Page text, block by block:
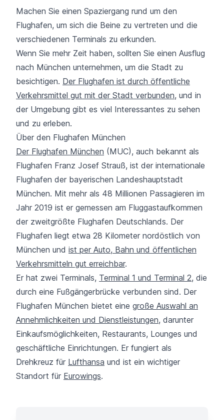
Machen Sie einen Spaziergang rund um den
Flughafen, um sich die Beine zu vertreten und die
verschiedenen Terminals zu erkunden.
Wenn Sie mehr Zeit haben, sollten Sie einen Ausflug
nach München unternehmen, um die Stadt zu
besichtigen. Der Flughafen ist durch öffentliche
Verkehrsmittel gut mit der Stadt verbunden, und in
der Umgebung gibt es viel Interessantes zu sehen
und zu erleben.
Über den Flughafen München
Der Flughafen München (MUC), auch bekannt als
Flughafen Franz Josef Strauß, ist der internationale
Flughafen der bayerischen Landeshauptstadt
München. Mit mehr als 48 Millionen Passagieren im
Jahr 2019 ist er gemessen am Fluggastaufkommen
der zweitgrößte Flughafen Deutschlands. Der
Flughafen liegt etwa 28 Kilometer nordöstlich von
München und ist per Auto, Bahn und öffentlichen
Verkehrsmitteln gut erreichbar.
Er hat zwei Terminals, Terminal 1 und Terminal 2, die
durch eine Fußgängerbrücke verbunden sind. Der
Flughafen München bietet eine große Auswahl an
Annehmlichkeiten und Dienstleistungen, darunter
Einkaufsmöglichkeiten, Restaurants, Lounges und
geschäftliche Einrichtungen. Er fungiert als
Drehkreuz für Lufthansa und ist ein wichtiger
Standort für Eurowings.